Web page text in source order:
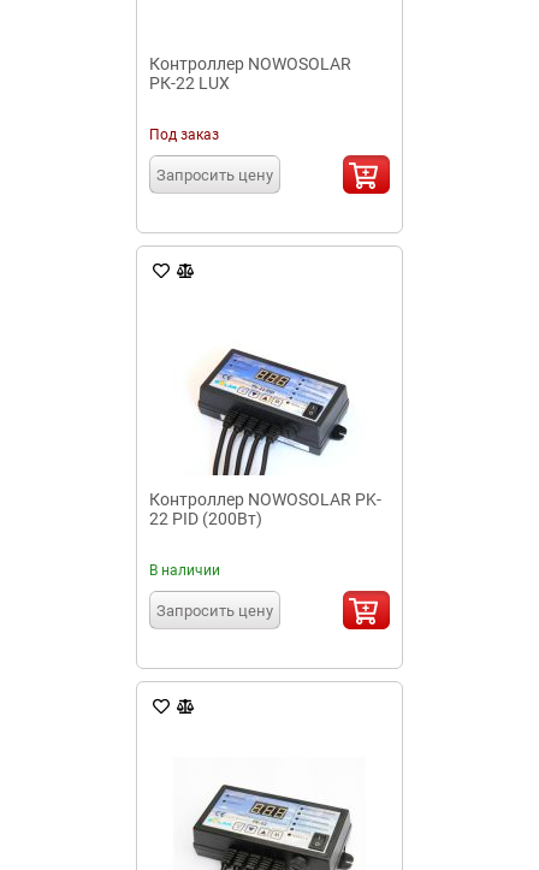
Контроллер NOWOSOLAR
PК-22 LUX
Под заказ
Запросить цену
Контроллер NOWOSOLAR PK-
22 PID (200Вт)
В наличии
Запросить цену